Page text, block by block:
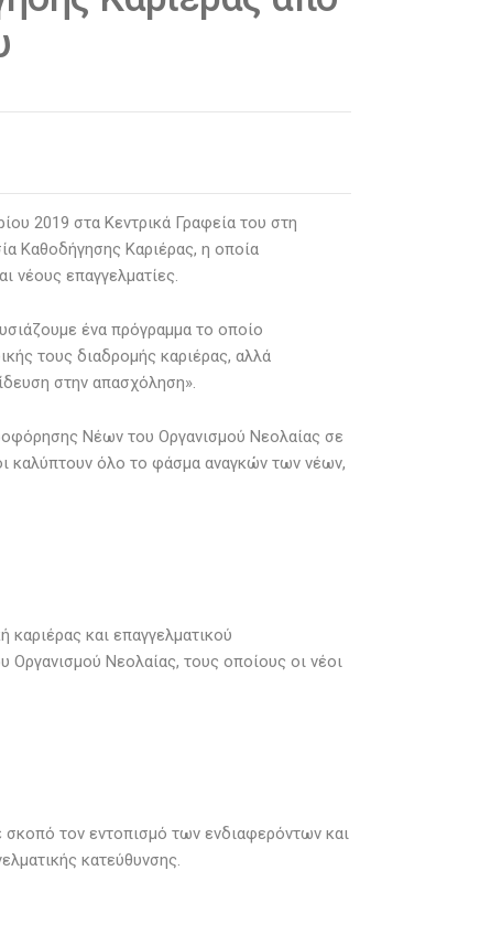
2019 στα Κεντρικά Γραφεία του στη
Καθοδήγησης Καριέρας, η οποία
νέους επαγγελματίες.
ένα πρόγραμμα το οποίο
τους διαδρομής καριέρας, αλλά
στην απασχόληση».
Νέων του Οργανισμού Νεολαίας σε
καλύπτουν όλο το φάσμα αναγκών των νέων,
και επαγγελματικού
Νεολαίας, τους οποίους οι νέοι
σκοπό τον εντοπισμό των ενδιαφερόντων και
κατεύθυνσης.